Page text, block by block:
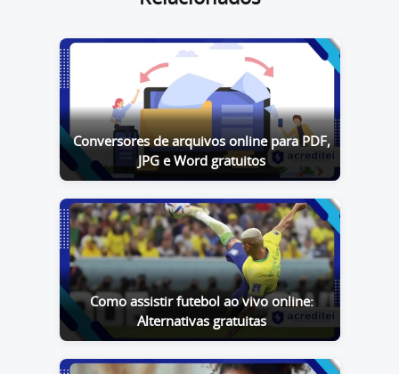
Conversores de arquivos online para PDF,
JPG e Word gratuitos
Como assistir futebol ao vivo online:
Alternativas gratuitas